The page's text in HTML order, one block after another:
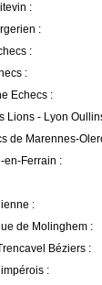
:
:
:
:
Echecs :
Lions - Lyon
de Marennes-
en-Ferrain :
:
de Molinghem :
Béziers :
: